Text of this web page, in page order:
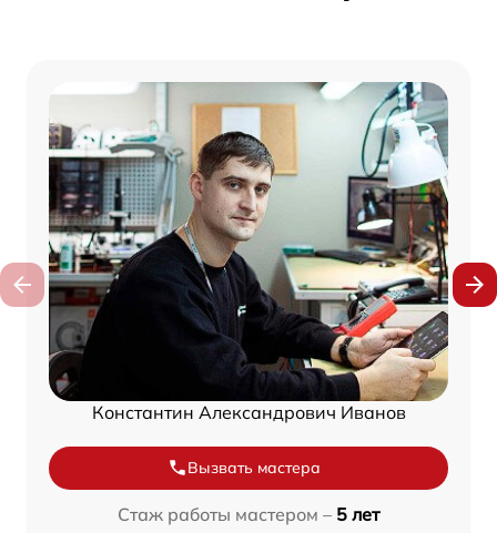
Константин Александрович Иванов
Вызвать мастера
Стаж работы мастером – 5 лет